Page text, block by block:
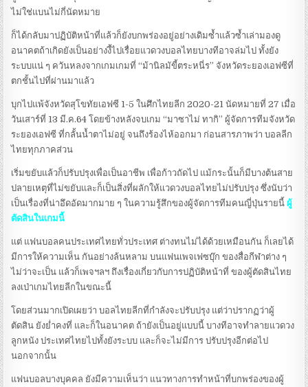
ไม่ใช่แบนไม่กี่นัดหมาย
ก็ได้กลับมาปฏิบัติหน้าที่แล้วก็ยังบกพร่องอยู่อย่างเดิมซ้ำแล้วซ้ำเล่ามองดู
อนาคตถ้าเกิดยังเป็นอย่างงี้ไปเรื่อยแวดวงบอลไทยบางทีอาจล่มไป ทั้งยัง
ระบบแน่ ๆ ควันหลงจากเกมเกมที่ “ม้านิลมัขี้ตระหนี่ร” จังหวัดระยองเอฟซีที่
ตกชั้นไปที่ผ่านมาแล้ว
บุกไปแพ้จังหวัดสุโขทัยเอฟซี 1-5 ในศึกไทยลีก 2020-21 นัดหมายที่ 27 เมื่อ
วันเสาร์ที่ 13 มี.ค.64 โดยข้างหลังจบเกม “มาซาไม่ ทากิ” ผู้จัดการทีมจังหวัด
ระยองเอฟซี ที่กลั้นน้ำตาไม่อยู่ จนถึงร้องไห้ออกมา ก่อนสารภาพว่า บอลลีก
ไทยทุกภาคส่วน
เริ่มขยับแล้วก็ปรับปรุงเพื่อเป็นอาชีพ เพื่อก้าวถัดไป แม้กระนั้นก็มีบางต้นสาย
ปลายเหตุที่ไม่ขยับและก็เป็นสิ่งที่ผลักให้แวดวงบอลไทยไม่ปรับปรุง ซึ่งนับว่า
เป็นเรื่องที่น่าอึดอัดมากมาย ๆ ในความรู้สึกของผู้จัดการทีมคนญี่ปุ่นรายนี้ผู้
ตัดสินในเกมนี้
แต่ แฟนบอลคนประเทศไทยทั่วประเทศ ต่างทนไม่ได้ด้วยเหมือนกัน ก็เลยได้
มีการให้ความเห็น กันอย่างล้นหลาม บนแฟนเพจเฟซบุ๊ก ของสื่อกีฬาต่าง ๆ
ไม่ว่าจะเป็น แล้วก็เพจฯลฯ ถึงเรื่องเกี่ยวกับการปฏิบัติหน้าที่ ของผู้ตัดสินไทย
ลงเป่าเกมไทยลีกในขณะนี้
โดยส่วนมากเปิดเผยว่า บอลไทยลีกที่กำลังจะปรับปรุง แต่ว่าปรากฏว่าผู้
ตัดสิน ยังย่ำคงที่ และก็ในอนาคต ถ้ายังเป็นอยู่แบบนี้ บางทีอาจทำลายแวดวง
ลูกหนัง ประเทศไทยไปทั้งยังระบบ และก็จะไม่มีการ ปรับปรุงอีกต่อไป
นอกจากนั้น
แฟนบอลบางบุคคล ยังมีความเห็นว่า แนวทางการทำหน้าที่บกพร่องของผู้